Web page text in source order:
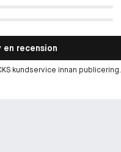
en recension
kundservice innan publicering.